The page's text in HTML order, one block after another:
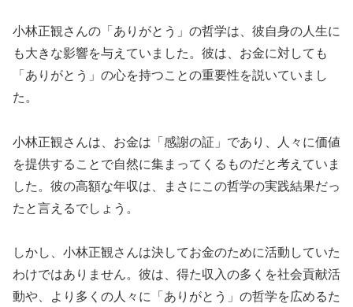
小林正観さんの「ありがとう」の哲学は、彼自身の人生に
も大きな影響を与えていました。彼は、お金に対しても
「ありがとう」の心を持つことの重要性を説いていまし
た。
小林正観さんは、お金は「感謝の証」であり、人々に価値
を提供することで自然に集まってくるものだと考えていま
した。彼の高額な年収は、まさにこの哲学の実践結果だっ
たと言えるでしょう。
しかし、小林正観さんは決してお金のために活動していた
わけではありません。彼は、得た収入の多くを社会貢献活
動や、より多くの人々に「ありがとう」の哲学を広めるた